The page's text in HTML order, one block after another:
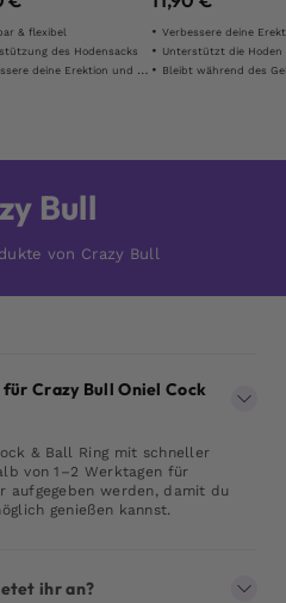
& flexibel
des Hodensacks
deine Erektion und Ausdauer
Verbessere deine Erektion
Unterstützt die Hoden
Bleibt während des Gebrauchs
Bull
von Crazy Bull
Crazy Bull Oniel Cock
& Ball Ring mit schneller
von 1–2 Werktagen für
aufgegeben werden, damit du
genießen kannst.
ihr an?